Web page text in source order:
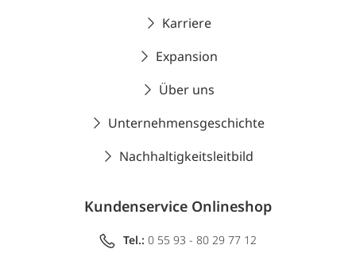
Karriere
Expansion
Über uns
Unternehmensgeschichte
Nachhaltigkeitsleitbild
Kundenservice Onlineshop
Tel.: 0 55 93 - 80 29 77 12